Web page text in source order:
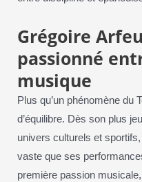
Grégoire
passionné
musique
Plus qu’un phénomène du
d’équilibre. Dès son plus
univers culturels et
vaste que ses
première passion